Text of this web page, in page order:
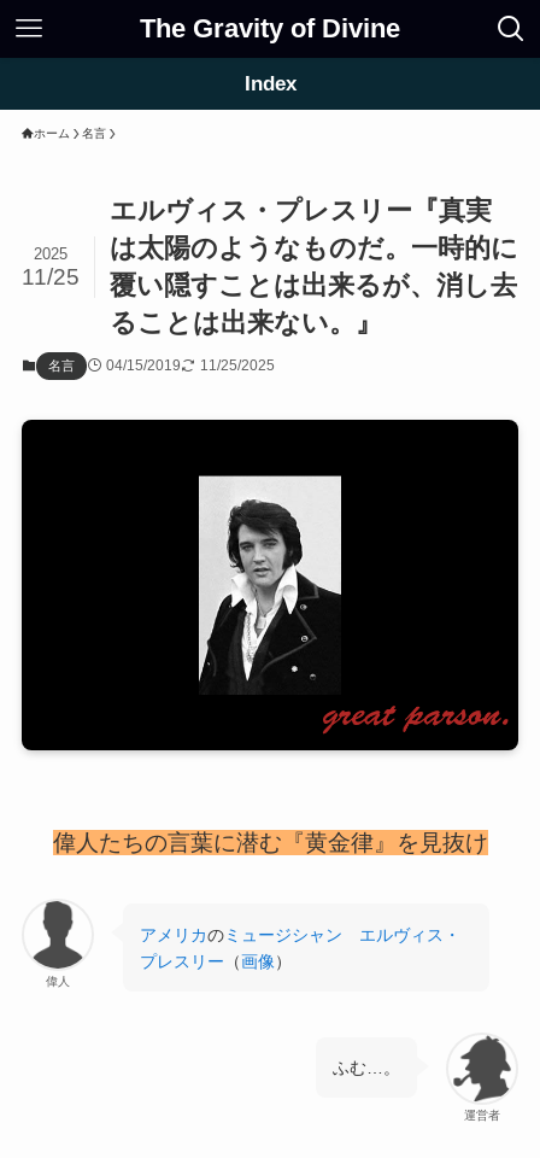
The Gravity of Divine
Index
ホーム 名言
エルヴィス・プレスリー『真実
は太陽のようなものだ。一時的に
覆い隠すことは出来るが、消し去
ることは出来ない。』
2025
11/25
名言 04/15/2019 11/25/2025
偉人たちの言葉に潜む『黄金律』を見抜け
偉人
アメリカのミュージシャン
エルヴィス・
プレスリー （画像）
運営者
ふむ…。